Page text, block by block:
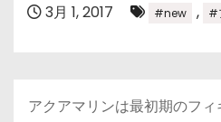
3月 1, 2017 #new , #
アクアマリンは最初期のフ